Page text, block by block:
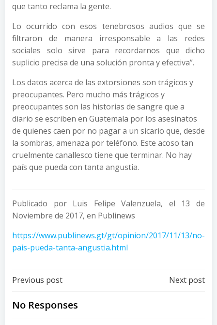
que tanto reclama la gente.
Lo ocurrido con esos tenebrosos audios que se
filtraron de manera irresponsable a las redes
sociales solo sirve para recordarnos que dicho
suplicio precisa de una solución pronta y efectiva”.
Los datos acerca de las extorsiones son trágicos y
preocupantes. Pero mucho más trágicos y
preocupantes son las historias de sangre que a
diario se escriben en Guatemala por los asesinatos
de quienes caen por no pagar a un sicario que, desde
la sombras, amenaza por teléfono. Este acoso tan
cruelmente canallesco tiene que terminar. No hay
país que pueda con tanta angustia.
Publicado por Luis Felipe Valenzuela, el 13 de
Noviembre de 2017, en Publinews
https://www.publinews.gt/gt/opinion/2017/11/13/no-
pais-pueda-tanta-angustia.html
Post
navigation
Previous post Next post
No Responses